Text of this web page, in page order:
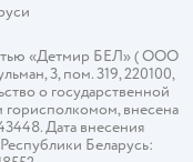
«Детмир БЕЛ» ( ООО
3, пом. 319, 220100,
о государственной
внесена
Дата внесения
Беларусь: